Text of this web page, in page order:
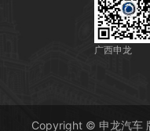
广西申龙
Copyright © 申龙汽车